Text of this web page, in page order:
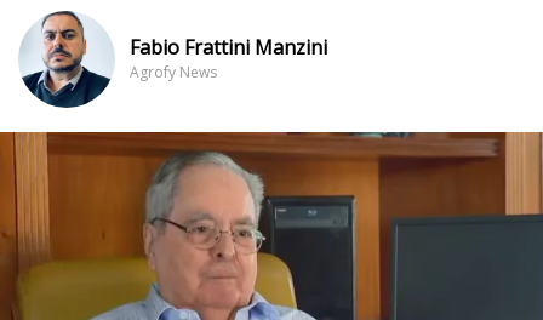
Fabio Frattini Manzini
Agrofy News